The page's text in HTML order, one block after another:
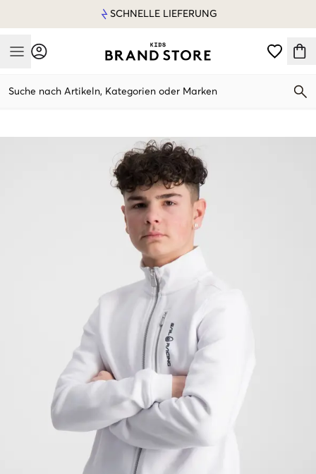
SCHNELLE LIEFERUNG
Mobile Menu
Suche nach Artikeln, Kategorien oder Marken